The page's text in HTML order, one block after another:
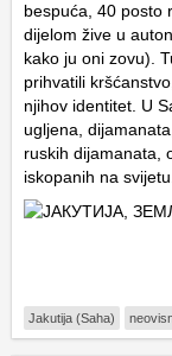
bespuća, 40 posto
dijelom žive u
kako ju oni zovu).
prihvatili
njihov identitet. U
ugljena,
ruskih dijamanata,
iskopanih na
Jakutija (Saha)